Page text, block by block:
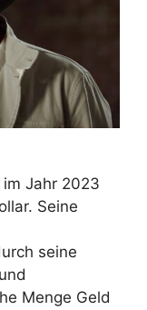
Jahr 2023
Seine
seine
Menge Geld